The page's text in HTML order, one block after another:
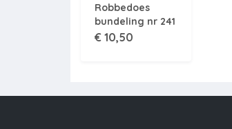
Robbedoes
bundeling nr 241
- 1e druk - HC -
€ 10,50